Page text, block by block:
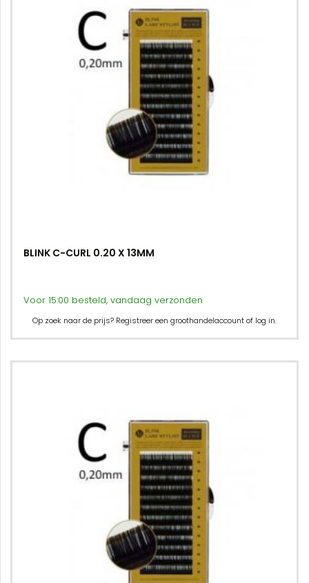
BLINK C-CURL 0.20 X 13MM
Voor 15:00 besteld, vandaag verzonden
Op zoek naar de prijs? Registreer een groothandelaccount of log in.